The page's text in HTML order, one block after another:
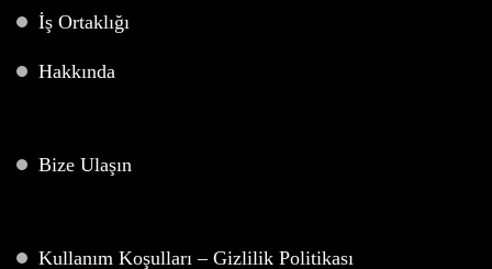
İş Ortaklığı
Hakkında
Bize Ulaşın
Kullanım Koşulları – Gizlilik Politikası